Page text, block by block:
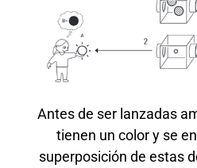
Antes de ser lanzadas
tienen un color y se
superposición de estas